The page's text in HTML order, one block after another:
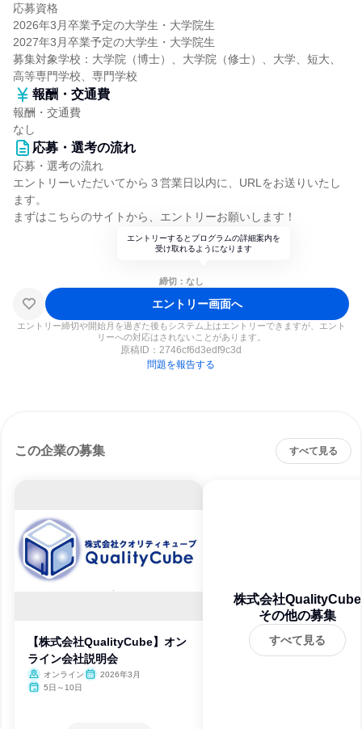
応募資格
2026年3月卒業予定の大学生・大学院生
2027年3月卒業予定の大学生・大学院生
募集対象学校：大学院（博士）、大学院（修士）、大学、短大、
高等専門学校、専門学校
報酬・交通費
報酬・交通費
なし
応募・選考の流れ
応募・選考の流れ
エントリーいただいてから３営業日以内に、URLをお送りいたし
ます。
まずはこちらのサイトから、エントリーお願いします！
エントリーするとプログラムの詳細案内を
受け取れるようになります
締切：なし
エントリー画面へ
エントリー締切や開始月を過ぎた後もシステム上はエントリーできますが、エント
リーへの対応はされないことがあります。
原稿ID： 2746cf6d3edf9c3d
問題を報告する
この企業の募集 すべて見る
【株式会社QualityCube】オン
ライン会社説明会
オンライン
2026年3月
5日～10日
株式会社QualityCube
その他の募集
すべて見る